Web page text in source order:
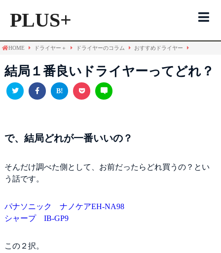
PLUS+
ドライヤーTOP
風力で選ぶ
HOME ドライヤー＋ ドライヤーのコラム おすすめドライヤー
結局１番良いドライヤーってどれ？
で、結局どれが一番いいの？
そんだけ調べた側として、お前だったらどれ買うの？とい
う話です。
パナソニック ナノケアEH-NA98
シャープ IB-GP9
この２択。